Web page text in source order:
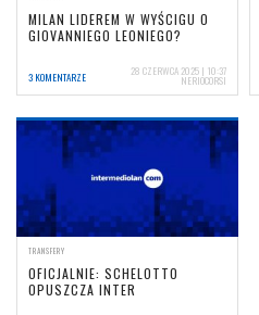
MILAN LIDEREM W WYŚCIGU O
GIOVANNIEGO LEONIEGO?
3 KOMENTARZE 28 CZERWCA 2025 | 10:37
NERIOCORSI
TRANSFERY
OFICJALNIE: SCHELOTTO
OPUSZCZA INTER